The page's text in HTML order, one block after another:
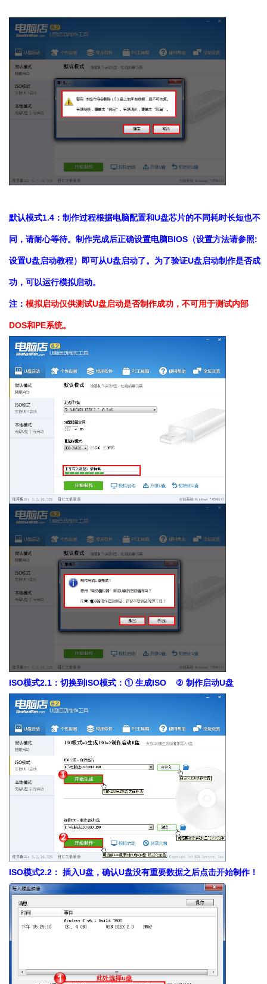
默认模式1.4：制作过程根据电脑配置和U盘芯片的不同耗时长短也不
同，请耐心等待。制作完成后正确设置电脑BIOS（设置方法请参照:
设置U盘启动教程）即可从U盘启动了。为了验证U盘启动制作是否成
功，可以运行模拟启动。
注： 模拟启动仅供测试U盘启动是否制作成功，不可用于测试内部
DOS和PE系统。
ISO模式2.1：切换到ISO模式：① 生成ISO ② 制作启动U盘
ISO模式2.2： 插入U盘，确认U盘没有重要数据之后点击开始制作！